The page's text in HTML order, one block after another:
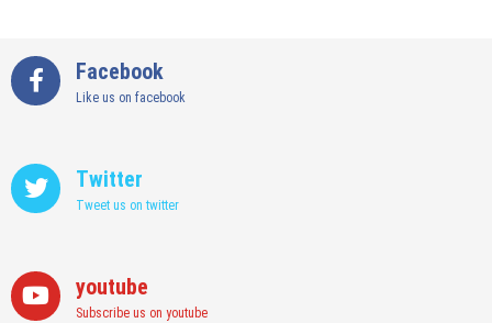
Facebook
Like us on facebook
Twitter
Tweet us on twitter
youtube
Subscribe us on youtube